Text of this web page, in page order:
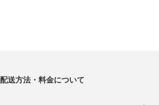
配送方法・料金について